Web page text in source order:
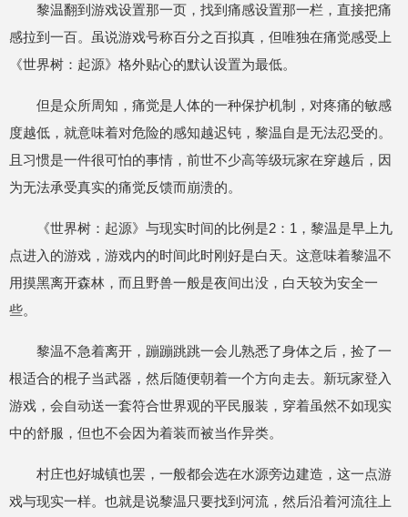
黎温翻到游戏设置那一页，找到痛感设置那一栏，直接把痛
感拉到一百。虽说游戏号称百分之百拟真，但唯独在痛觉感受上
《世界树：起源》格外贴心的默认设置为最低。
但是众所周知，痛觉是人体的一种保护机制，对疼痛的敏感
度越低，就意味着对危险的感知越迟钝，黎温自是无法忍受的。
且习惯是一件很可怕的事情，前世不少高等级玩家在穿越后，因
为无法承受真实的痛觉反馈而崩溃的。
《世界树：起源》与现实时间的比例是2：1，黎温是早上九
点进入的游戏，游戏内的时间此时刚好是白天。这意味着黎温不
用摸黑离开森林，而且野兽一般是夜间出没，白天较为安全一
些。
黎温不急着离开，蹦蹦跳跳一会儿熟悉了身体之后，捡了一
根适合的棍子当武器，然后随便朝着一个方向走去。新玩家登入
游戏，会自动送一套符合世界观的平民服装，穿着虽然不如现实
中的舒服，但也不会因为着装而被当作异类。
村庄也好城镇也罢，一般都会选在水源旁边建造，这一点游
戏与现实一样。也就是说黎温只要找到河流，然后沿着河流往上